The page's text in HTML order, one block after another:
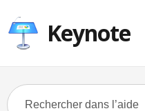
Keynote